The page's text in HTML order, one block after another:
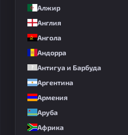
Алжир
Англия
Ангола
Андорра
Антигуа и Барбуда
Аргентина
Армения
Аруба
Африка